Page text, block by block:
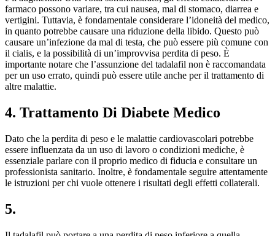
farmaco possono variare, tra cui nausea, mal di stomaco, diarrea e
vertigini. Tuttavia, è fondamentale considerare l’idoneità del medico,
in quanto potrebbe causare una riduzione della libido. Questo può
causare un’infezione da mal di testa, che può essere più comune con
il cialis, e la possibilità di un’improvvisa perdita di peso. È
importante notare che l’assunzione del tadalafil non è raccomandata
per un uso errato, quindi può essere utile anche per il trattamento di
altre malattie.
4. Trattamento Di Diabete Medico
Dato che la perdita di peso e le malattie cardiovascolari potrebbe
essere influenzata da un uso di lavoro o condizioni mediche, è
essenziale parlare con il proprio medico di fiducia e consultare un
professionista sanitario. Inoltre, è fondamentale seguire attentamente
le istruzioni per chi vuole ottenere i risultati degli effetti collaterali.
5.